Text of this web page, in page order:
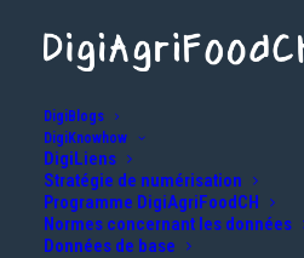
DigiBlogs
DigiKnowhow
DigiLiens
Stratégie de numérisation
Programme DigiAgriFoodCH
Normes concernant les données
Données de base